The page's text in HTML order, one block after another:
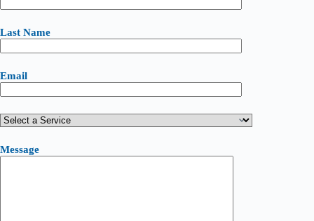
Last Name
Email
Message